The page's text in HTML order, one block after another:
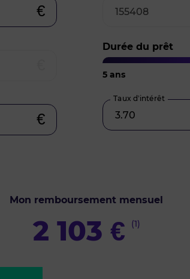
€
€
Durée du prêt
5 ans
Taux d’intérêt
Mon remboursement mensuel
2 103 € (1)